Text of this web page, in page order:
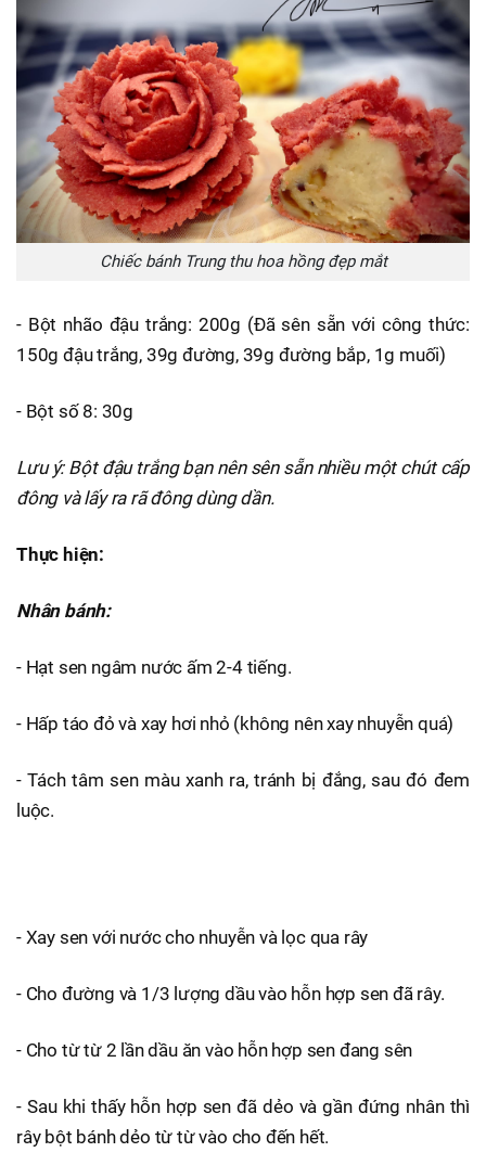
Chiếc bánh Trung thu hoa hồng đẹp mắt
- Bột nhão đậu trắng: 200g (Đã sên sẵn với công thức:
150g đậu trắng, 39g đường, 39g đường bắp, 1g muối)
- Bột số 8: 30g
Lưu ý: Bột đậu trắng bạn nên sên sẵn nhiều một chút cấp
đông và lấy ra rã đông dùng dần.
Thực hiện:
Nhân bánh:
- Hạt sen ngâm nước ấm 2-4 tiếng.
- Hấp táo đỏ và xay hơi nhỏ (không nên xay nhuyễn quá)
- Tách tâm sen màu xanh ra, tránh bị đắng, sau đó đem
luộc.
- Xay sen với nước cho nhuyễn và lọc qua rây
- Cho đường và 1/3 lượng dầu vào hỗn hợp sen đã rây.
- Cho từ từ 2 lần dầu ăn vào hỗn hợp sen đang sên
- Sau khi thấy hỗn hợp sen đã dẻo và gần đứng nhân thì
rây bột bánh dẻo từ từ vào cho đến hết.